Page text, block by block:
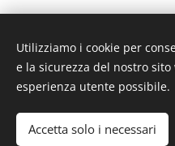
© 2023 Settimanale U
Creato da La Zanzara -U
Utilizziamo i cookie per
e la sicurezza del nostro
esperienza utente possibile.
Accetta solo i necessari